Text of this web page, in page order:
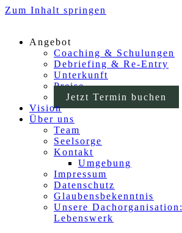
Zum Inhalt springen
Angebot
Coaching & Schulungen
Debriefing & Re-Entry
Unterkunft
Preise
Jetzt Termin buchen
Vision
Über uns
Team
Seelsorge
Kontakt
Umgebung
Impressum
Datenschutz
Glaubensbekenntnis
Unsere Dachorganisation:
Lebenswerk